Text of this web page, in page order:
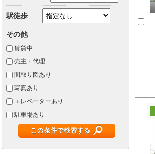
駅徒歩
その他
賃貸中
売主・代理
間取り図あり
写真あり
エレベーターあり
駐車場あり
この条件で検索する